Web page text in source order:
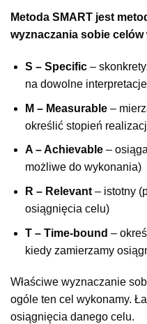
Metoda SMART jest
wyznaczania sobie celów
S – Specific–
na dowolne
M – Measurable–
określić stopień
A – Achievable–
możliwe do wykonania)
R – Relevant– istotny
osiągnięcia celu)
T – Time-bound –
kiedy zamierzamy
Właściwe wyznaczanie
ogóle ten cel wykonamy.
osiągnięcia danego celu.